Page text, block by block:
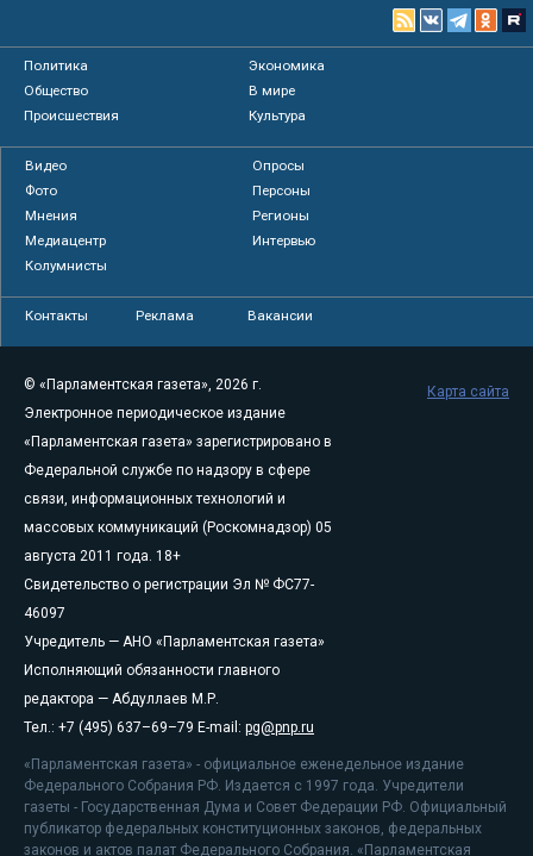
Политика
Экономика
Общество
В мире
Происшествия
Культура
Видео
Опросы
Фото
Персоны
Мнения
Регионы
Медиацентр
Интервью
Колумнисты
Контакты Реклама Вакансии
© «Парламентская газета», 2026 г.
Электронное периодическое издание
«Парламентская газета» зарегистрировано в
Федеральной службе по надзору в сфере
связи, информационных технологий и
массовых коммуникаций (Роскомнадзор) 05
августа 2011 года. 18+
Свидетельство о регистрации Эл № ФС77-
46097
Учредитель — АНО «Парламентская газета»
Исполняющий обязанности главного
редактора — Абдуллаев М.Р.
Тел.: +7 (495) 637–69–79 E-mail: pg@pnp.ru
«Парламентская газета» - официальное еженедельное издание
Федерального Собрания РФ. Издается с 1997 года. Учредители
газеты - Государственная Дума и Совет Федерации РФ. Официальный
публикатор федеральных конституционных законов, федеральных
законов и актов палат Федерального Собрания. «Парламентская
Карта сайта